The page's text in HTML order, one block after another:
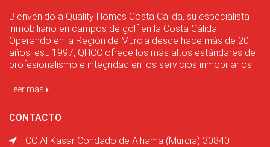
Bienvenido a Quality Homes Costa Cálida, su especialista
inmobiliario en campos de golf en la Costa Cálida.
Operando en la Región de Murcia desde hace más de 20
años. est. 1997, QHCC ofrece los más altos estándares de
profesionalismo e integridad en los servicios inmobiliarios.
Leer más
CONTACTO
CC Al Kasar Condado de Alhama (Murcia) 30840